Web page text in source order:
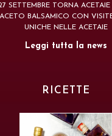
SETTEMBRE TORNA
BALSAMICO CON
UNICHE NELLE ACETAIE
Leggi tutta la news
RICETTE